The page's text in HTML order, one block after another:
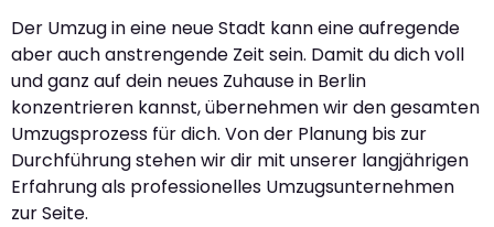
Der Umzug in eine neue Stadt kann eine aufregende
aber auch anstrengende Zeit sein. Damit du dich voll
und ganz auf dein neues Zuhause in Berlin
konzentrieren kannst, übernehmen wir den gesamten
Umzugsprozess für dich. Von der Planung bis zur
Durchführung stehen wir dir mit unserer langjährigen
Erfahrung als professionelles Umzugsunternehmen
zur Seite.